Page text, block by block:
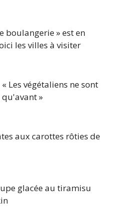
boulangerie » est en
les villes à visiter
Les végétaliens ne sont
»
aux carottes rôties de
glacée au tiramisu